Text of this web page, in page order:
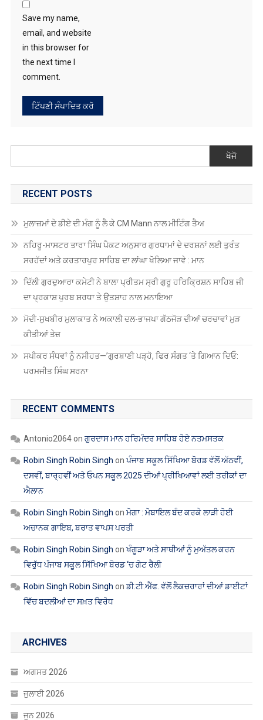
Save my name,
email, and website
in this browser for
the next time I
comment.
ਖੋਜੋ
RECENT POSTS
ਮੁਲਾਜ਼ਮਾਂ ਦੇ ਡੀਏ ਦੀ ਮੰਗ ਨੂੰ ਲੈ ਕੇ CM Mann ਨਾਲ ਮੀਟਿੰਗ ਤੈਅ
ਨਹਿਰੂ-ਮਾਸਟਰ ਤਾਰਾ ਸਿੰਘ ਪੈਕਟ ਅਨੁਸਾਰ ਗੁਰਧਾਮਾਂ ਦੇ ਦਰਸ਼ਨਾਂ ਲਈ ਤੁਰੰਤ
ਸਰਹੱਦਾਂ ਅਤੇ ਕਰਤਾਰਪੁਰ ਸਾਹਿਬ ਦਾ ਲਾਂਘਾ ਖੋਲਿਆ ਜਾਵੇ : ਮਾਨ
ਦਿੱਲੀ ਗੁਰਦੁਆਰਾ ਕਮੇਟੀ ਨੇ ਬਾਲਾ ਪ੍ਰੀਤਮ ਸ੍ਰੀ ਗੁਰੂ ਹਰਿਕ੍ਰਿਸ਼ਨ ਸਾਹਿਬ ਜੀ
ਦਾ ਪ੍ਰਕਾਸ਼ ਪੁਰਬ ਸ਼ਰਧਾ ਤੇ ਉਤਸ਼ਾਹ ਨਾਲ ਮਨਾਇਆ
ਮੋਦੀ-ਸੁਖਬੀਰ ਮੁਲਾਕਾਤ ਨੇ ਅਕਾਲੀ ਦਲ-ਭਾਜਪਾ ਗੱਠਜੋੜ ਦੀਆਂ ਚਰਚਾਵਾਂ ਮੁੜ
ਕੀਤੀਆਂ ਤੇਜ਼
ਸਪੀਕਰ ਸੰਧਵਾਂ ਨੂੰ ਨਸੀਹਤ—’ਗੁਰਬਾਣੀ ਪੜ੍ਹੋ, ਫਿਰ ਸੰਗਤ ‘ਤੇ ਗਿਆਨ ਦਿਓ:
ਪਰਮਜੀਤ ਸਿੰਘ ਸਰਨਾ
RECENT COMMENTS
Antonio2064on ਗੁਰਦਾਸ ਮਾਨ ਹਰਿਮੰਦਰ ਸਾਹਿਬ ਹੋਏ ਨਤਮਸਤਕ
Robin Singh Robin Singh onਪੰਜਾਬ ਸਕੂਲ ਸਿੱਖਿਆ ਬੋਰਡ ਵੱਲੋਂ ਅੱਠਵੀਂ,
ਦਸਵੀਂ, ਬਾਰ੍ਹਵੀਂ ਅਤੇ ਓਪਨ ਸਕੂਲ 2025 ਦੀਆਂ ਪ੍ਰੀਖਿਆਵਾਂ ਲਈ ਤਰੀਕਾਂ ਦਾ
ਐਲਾਨ
Robin Singh Robin Singh on ਮੋਗਾ : ਮੋਬਾਇਲ ਬੰਦ ਕਰਕੇ ਲਾੜੀ ਹੋਈ
ਅਚਾਨਕ ਗਾਇਬ, ਬਰਾਤ ਵਾਪਸ ਪਰਤੀ
Robin Singh Robin Singh onਖੰਗੂੜਾ ਅਤੇ ਸਾਥੀਆਂ ਨੂੰ ਮੁਅੱਤਲ ਕਰਨ
ਵਿਰੁੱਧ ਪੰਜਾਬ ਸਕੂਲ ਸਿੱਖਿਆ ਬੋਰਡ ‘ਚ ਗੇਟ ਰੈਲੀ
Robin Singh Robin Singh onਡੀ.ਟੀ.ਐੱਫ. ਵੱਲੋਂ ਲੈਕਚਰਾਰਾਂ ਦੀਆਂ ਡਾਈਟਾਂ
ਵਿੱਚ ਬਦਲੀਆਂ ਦਾ ਸਖ਼ਤ ਵਿਰੋਧ
ARCHIVES
ਅਗਸਤ 2026
ਜੁਲਾਈ 2026
ਜੂਨ 2026